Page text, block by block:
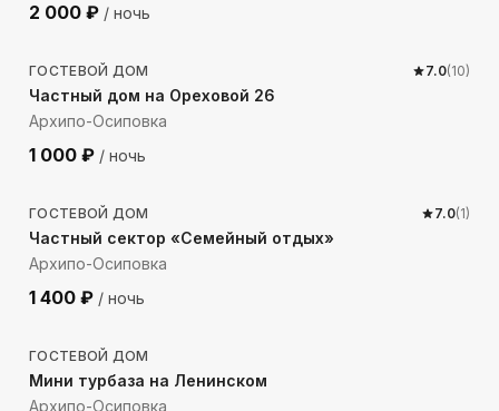
2 000 ₽ / ночь
818 м до моря
ГОСТЕВОЙ ДОМ 7.0(10)
Частный дом на Ореховой 26
Архипо-Осиповка
1 000 ₽ / ночь
1062 м до моря
ГОСТЕВОЙ ДОМ 7.0(1)
Частный сектор «Семейный отдых»
Архипо-Осиповка
1 400 ₽ / ночь
946 м до моря
ГОСТЕВОЙ ДОМ
Мини турбаза на Ленинском
Архипо-Осиповка